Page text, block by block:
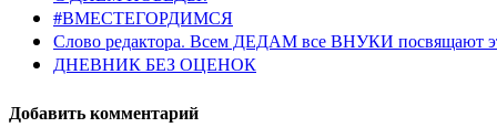
#ВМЕСТЕГОРДИМСЯ
Слово редактора. Всем ДЕДАМ все ВНУКИ посвящают
ДНЕВНИК БЕЗ ОЦЕНОК
Добавить комментарий